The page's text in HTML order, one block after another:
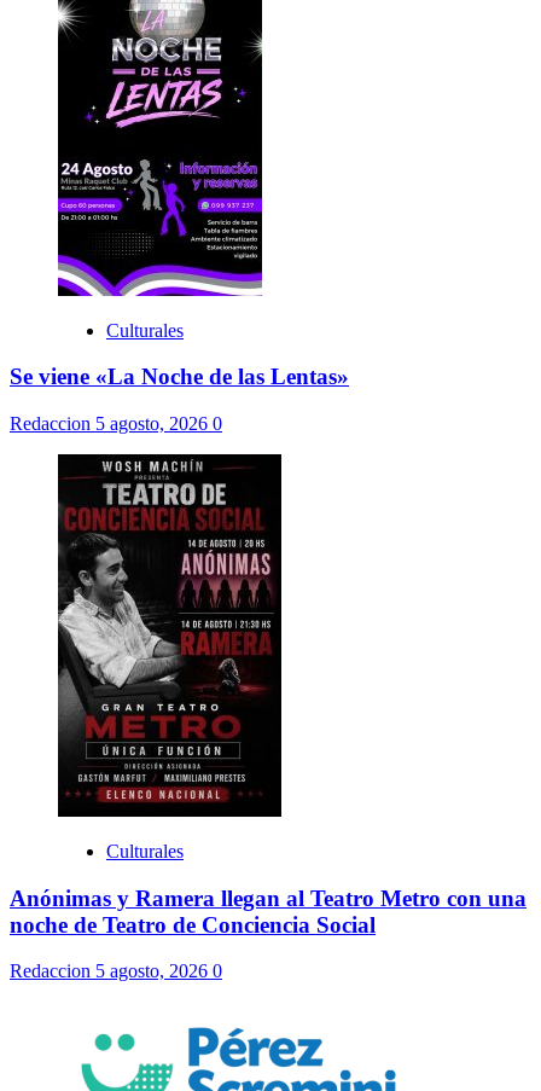
Culturales
Se viene «La Noche de las Lentas»
Redaccion 5 agosto, 2026 0
Culturales
Anónimas y Ramera llegan al Teatro Metro con una
noche de Teatro de Conciencia Social
Redaccion 5 agosto, 2026 0